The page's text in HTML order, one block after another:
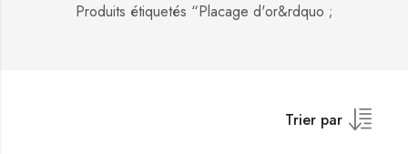
Produits étiquetés “Placage d'or&rdquo ;
Trier par